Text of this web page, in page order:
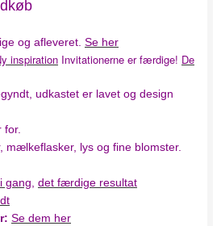
og afleveret. Se her
inspiration Invitationerne er færdige! De
udkastet er lavet og design
for.
mælkeflasker, lys og fine blomster.
gang, det færdige resultat
Se dem her